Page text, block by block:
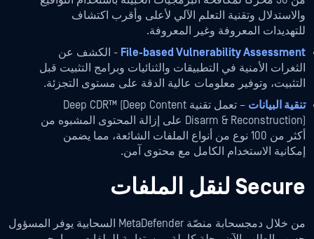
والاستدلال وتقنية التعلم الآلي لأعلى وأقرب اكتشاف
للتهديدات المعروفة وغير المعروفة.
File-based Vulnerability Assessment - الكشف عن
الثغرات الأمنية في التطبيقات والثنائيات وبرامج التثبيت قبل
التثبيت، وتوفير معلومات عالية الدقة على مستوى التجزئة.
تنقية البيانات
– تعمل تقنية Deep CDR™ (Deep Content
Disarm & Reconstruction) على إزالة المحتوى المشبوه من
أكثر من 100 نوع من أنواع الملفات الشائعة، مما يضمن
إمكانية الاستخدام الكامل مع محتوى آمن.
Secure لنقل الملفات
من خلال دمجسحابة منصّة MetaDefender السحابية يوفر المسؤول